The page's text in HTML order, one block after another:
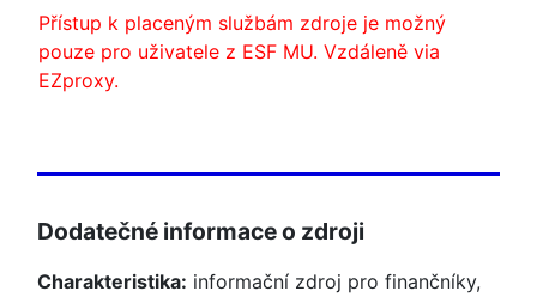
Přístup k placeným službám zdroje je možný
pouze pro uživatele z ESF MU. Vzdáleně via
EZproxy.
Dodatečné informace o zdroji
Charakteristika: informační zdroj pro finančníky,